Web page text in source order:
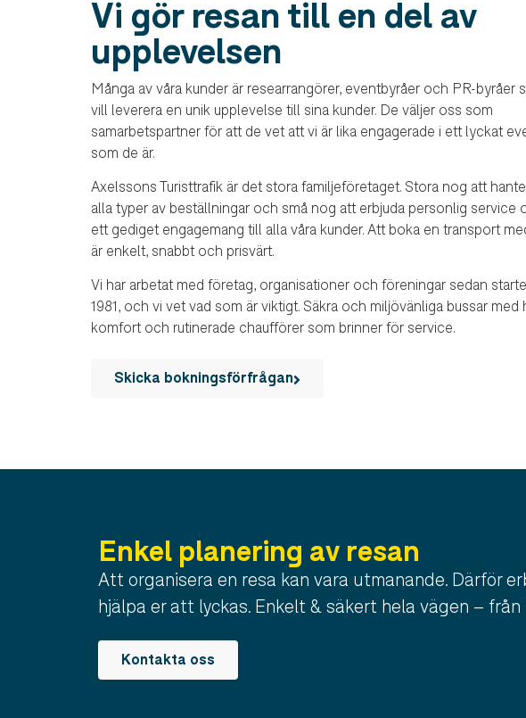
Vi gör resan till en del av
upplevelsen
Många av våra kunder är researrangörer, eventbyråer och PR-byråer
vill leverera en unik upplevelse till sina kunder. De väljer oss som
samarbetspartner för att de vet att vi är lika engagerade i ett lyckat
som de är.
Axelssons Turisttrafik är det stora familjeföretaget. Stora nog att
alla typer av beställningar och små nog att erbjuda personlig service
ett gediget engagemang till alla våra kunder. Att boka en transport
är enkelt, snabbt och prisvärt.
Vi har arbetat med företag, organisationer och föreningar sedan
1981, och vi vet vad som är viktigt. Säkra och miljövänliga bussar med
komfort och rutinerade chaufförer som brinner för service.
Skicka bokningsförfrågan
Enkel planering av resan
Att organisera en resa kan vara utmanande. Därför
hjälpa er att lyckas. Enkelt & säkert hela vägen –
Kontakta oss